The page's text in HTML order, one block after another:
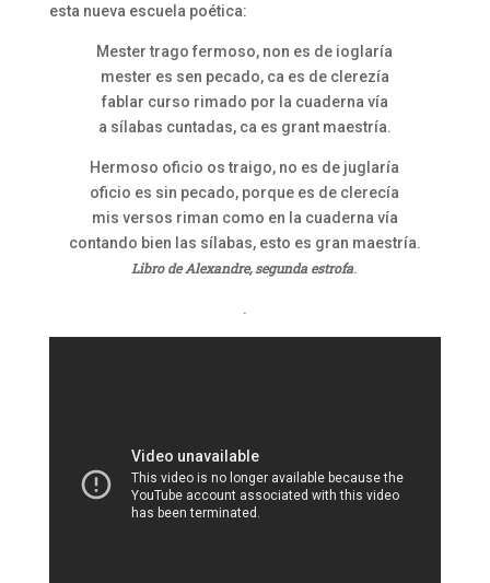
esta nueva escuela poética:
Mester trago fermoso, non es de ioglaría
mester es sen pecado, ca es de clerezía
fablar curso rimado por la cuaderna vía
a sílabas cuntadas, ca es grant maestría.
Hermoso oficio os traigo, no es de juglaría
oficio es sin pecado, porque es de clerecía
mis versos riman como en la cuaderna vía
contando bien las sílabas, esto es gran maestría.
Libro de Alexandre, segunda estrofa.
.